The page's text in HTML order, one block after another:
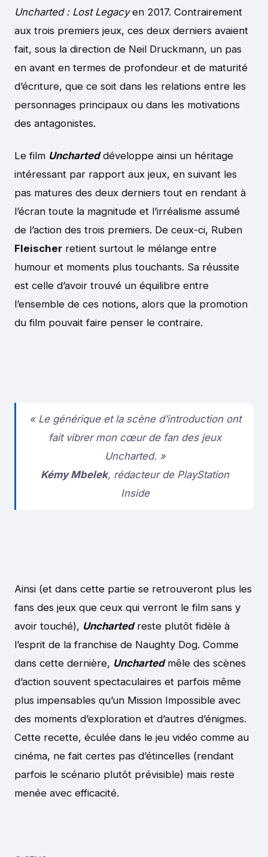
Uncharted : Lost Legacyen 2017. Contrairement
aux trois premiers jeux, ces deux derniers avaient
fait, sous la direction de Neil Druckmann, un pas
en avant en termes de profondeur et de maturité
d’écriture, que ce soit dans les relations entre les
personnages principaux ou dans les motivations
des antagonistes.
Le film Uncharteddéveloppe ainsi un héritage
intéressant par rapport aux jeux, en suivant les
pas matures des deux derniers tout en rendant à
l’écran toute la magnitude et l’irréalisme assumé
de l’action des trois premiers. De ceux-ci, Ruben
Fleischer retient surtout le mélange entre
humour et moments plus touchants. Sa réussite
est celle d’avoir trouvé un équilibre entre
l’ensemble de ces notions, alors que la promotion
du film pouvait faire penser le contraire.
« Le générique et la scène d’introduction ont
fait vibrer mon cœur de fan des jeux
Uncharted. »
Kémy Mbelek, rédacteur de PlayStation
Inside
Ainsi (et dans cette partie se retrouveront plus les
fans des jeux que ceux qui verront le film sans y
avoir touché), Unchartedreste plutôt fidèle à
l’esprit de la franchise de Naughty Dog. Comme
dans cette dernière, Uncharted mêle des scènes
d’action souvent spectaculaires et parfois même
plus impensables qu’un Mission Impossible avec
des moments d’exploration et d’autres d’énigmes.
Cette recette, éculée dans le jeu vidéo comme au
cinéma, ne fait certes pas d’étincelles (rendant
parfois le scénario plutôt prévisible) mais reste
menée avec efficacité.